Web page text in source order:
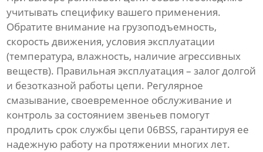
учитывать специфику вашего применения.
Обратите внимание на грузоподъемность,
скорость движения, условия эксплуатации
(температура, влажность, наличие агрессивных
веществ). Правильная эксплуатация – залог долгой
и безотказной работы цепи. Регулярное
смазывание, своевременное обслуживание и
контроль за состоянием звеньев помогут
продлить срок службы цепи 06BSS, гарантируя ее
надежную работу на протяжении многих лет.